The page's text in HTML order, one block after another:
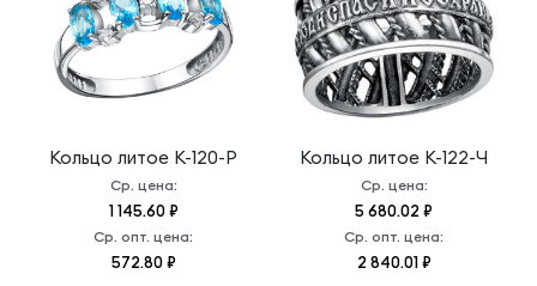
Кольцо литое К-120-Р
Ср. цена:
1 145.60 ₽
Ср. опт. цена:
572.80 ₽
Кольцо литое К-122-Ч
Ср. цена:
5 680.02 ₽
Ср. опт. цена:
2 840.01 ₽